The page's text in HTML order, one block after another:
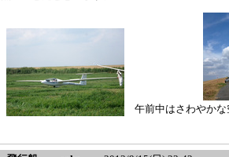
午前中はさわやか